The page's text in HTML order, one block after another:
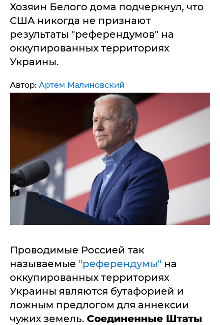
Хозяин Белого дома подчеркнул, что
США никогда не признают
результаты "референдумов" на
оккупированных территориях
Украины.
Автор: Артем Малиновский
Проводимые Россией так
называемые "референдумы" на
оккупированных территориях
Украины являются бутафорией и
ложным предлогом для аннексии
чужих земель. Соединенные Штаты